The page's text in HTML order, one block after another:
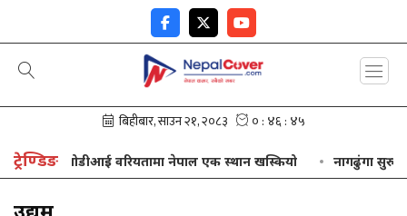
ट्रेण्डिङओडीआई वरियतामा नेपाल एक स्थान खस्कियो नागढुंगा
उद्यम